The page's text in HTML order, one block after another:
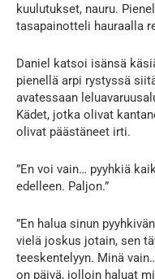
kuulutukset, nauru.
tasapainotteli hauraalla
Daniel katsoi isänsä
pienellä arpi rystyssä
avatessaan
Kädet, jotka olivat
olivat päästäneet irti.
”En voi vain… pyyhkiä
edelleen. Paljon.”
”En halua sinun
vielä joskus jotain, sen
teeskentelyyn. Minä
on päivä, jolloin haluat